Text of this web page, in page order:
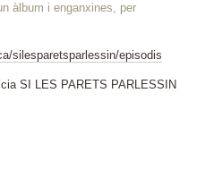
àlbum i enganxines, per
silesparetsparlessin/episodis